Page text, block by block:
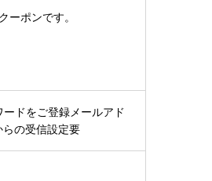
ーポンです。
ドをご登録メールアド
の受信設定要